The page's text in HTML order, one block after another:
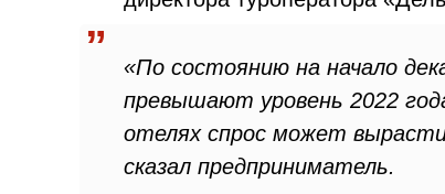
«По состоянию на начало
превышают уровень 2022
отелях спрос может
сказал предприниматель.